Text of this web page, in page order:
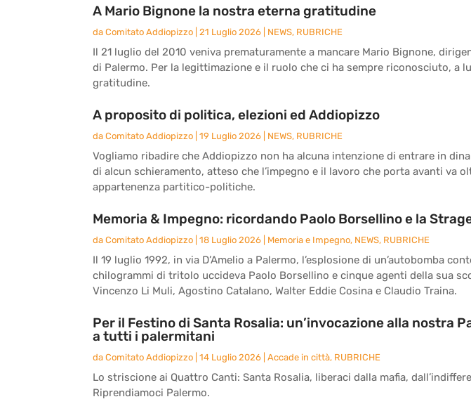
A Mario Bignone la nostra eterna gratitudine
da Comitato Addiopizzo 21 Luglio 2026 NEWS, RUBRICHE
Il 21 luglio del 2010 veniva prematuramente a mancare Mario Bignone,
di Palermo. Per la legittimazione e il ruolo che ci ha sempre riconosciuto, a
gratitudine.
A proposito di politica, elezioni ed Addiopizzo
da Comitato Addiopizzo 19 Luglio 2026 NEWS, RUBRICHE
Vogliamo ribadire che Addiopizzo non ha alcuna intenzione di entrare in
di alcun schieramento, atteso che l’impegno e il lavoro che porta avanti va
appartenenza partitico-politiche.
Memoria & Impegno: ricordando Paolo Borsellino e la
da Comitato Addiopizzo 18 Luglio 2026 Memoria e Impegno, NEWS, RUBRICHE
Il 19 luglio 1992, in via D’Amelio a Palermo, l’esplosione di un’autobomba
chilogrammi di tritolo uccideva Paolo Borsellino e cinque agenti della sua
Vincenzo Li Muli, Agostino Catalano, Walter Eddie Cosina e Claudio Traina.
Per il Festino di Santa Rosalia: un’invocazione alla nostra
a tutti i palermitani
da Comitato Addiopizzo 14 Luglio 2026 Accade in città, RUBRICHE
Lo striscione ai Quattro Canti: Santa Rosalia, liberaci dalla mafia,
Riprendiamoci Palermo.